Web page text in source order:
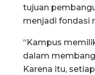
tujuan
menjadi fondasi
“Kampus
dalam
Karena itu,